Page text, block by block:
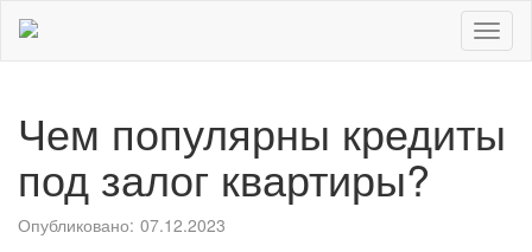
Чем популярны кредиты
под залог квартиры?
Опубликовано: 07.12.2023